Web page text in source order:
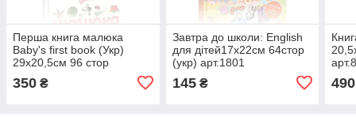
Перша книга малюка
Baby's first book (Укр)
29х20,5см 96 стор
350 ₴
Завтра до школи: English
для дітей17х22см 64стор
(укр) арт.1801
145₴ 490